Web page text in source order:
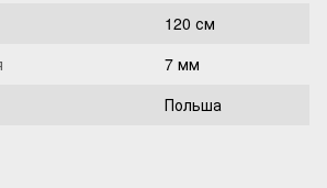
120 см
7 мм
Польша